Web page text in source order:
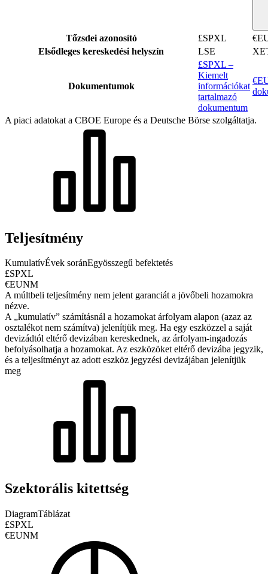
Tőzsdei azonosító £SPXL
Elsődleges kereskedési helyszín
LSE
Dokumentumok
£SPXL –
Kiemelt
információkat
tartalmazó
dokumentum
A piaci adatokat a CBOE Europe és a Deutsche Börse szolgáltatja.
Teljesítmény
KumulatívÉvek soránEgyösszegű befektetés
£SPXL
€EUNM
A múltbeli teljesítmény nem jelent garanciát a jövőbeli hozamokra
nézve.
A „kumulatív” számításnál a hozamokat árfolyam alapon (azaz az
osztalékot nem számítva) jelenítjük meg. Ha egy eszközzel a saját
devizádtól eltérő devizában kereskednek, az árfolyam-ingadozás
befolyásolhatja a hozamokat. Az eszközöket eltérő devizába jegyzik,
és a teljesítményt az adott eszköz jegyzési devizájában jelenítjük
meg
Szektorális kitettség
DiagramTáblázat
£SPXL
€EUNM